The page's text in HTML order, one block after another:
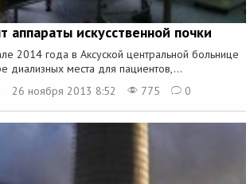
аппараты искусственной почки
2014 года в Аксуской центральной больнице
диализных места для пациентов,...
26 ноября 2013 8:52 775 0